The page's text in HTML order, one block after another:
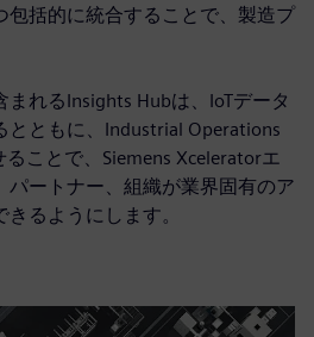
包括的に統合することで、製造プ
れるInsights Hubは、IoTデータ
とともに、Industrial Operations
ことで、Siemens Xceleratorエ
パートナー、組織が業界固有のア
るようにします。